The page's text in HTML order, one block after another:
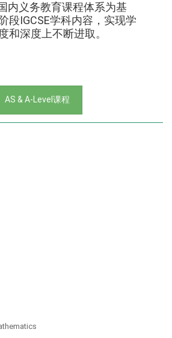
内义务教育课程体系为基
段IGCSE学科内容，实现学
和深度上不断进取。
AS & A-Level课程